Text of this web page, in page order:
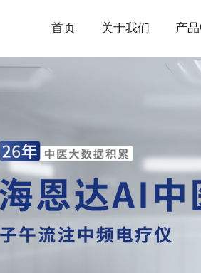
首页 关于我们 产